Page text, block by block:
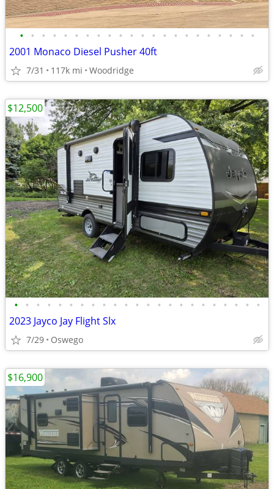
• • • • • • • • • • • • • • • • • • • • • •
2001 Monaco Diesel Pusher 40ft
7/31 117k mi Woodridge
• • • • • • • • • • • • • • • • • • • • • • •
2023 Jayco Jay Flight Slx
7/29 Oswego
$12,500
$16,900